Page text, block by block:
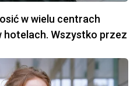
w wielu centrach
hotelach. Wszystko przez